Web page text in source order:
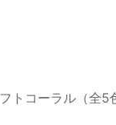
トコーラル（全5